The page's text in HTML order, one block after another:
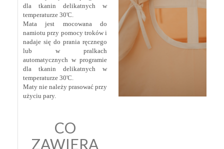
dla tkanin delikatnych w
temperaturze 30'C.
Mata jest mocowana do
namiotu przy pomocy troków i
nadaje się do prania ręcznego
lub w pralkach
automatycznych w programie
dla tkanin delikatnych w
temperaturze 30'C.
Maty nie należy prasować przy
użyciu pary.
CO
ZAWIERA